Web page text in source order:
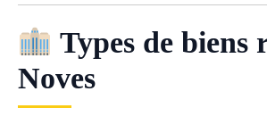
Types de biens
Noves